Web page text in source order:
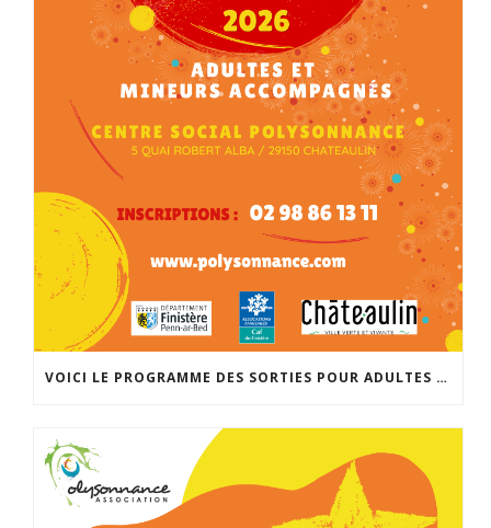
VOICI LE PROGRAMME DES SORTIES POUR ADULTES ET MINEURS ACCOMPAGNÉS POUR LA RENTRÉE DE SEPTEMBRE. INSCRIPTIONS À PARTIR DU 25 AOÛT À 14H À L’ACCUEIL DE POLYSONNANCE. INFO: 02 98 86 13 11. BONNES VACANCES!!